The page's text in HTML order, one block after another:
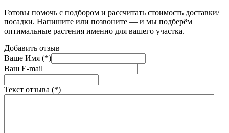
Готовы помочь с подбором и рассчитать стоимость доставки/
посадки. Напишите или позвоните — и мы подберём
оптимальные растения именно для вашего участка.
Добавить отзыв
Ваше Имя (*)
Ваш E-mail
Текст отзыва (*)